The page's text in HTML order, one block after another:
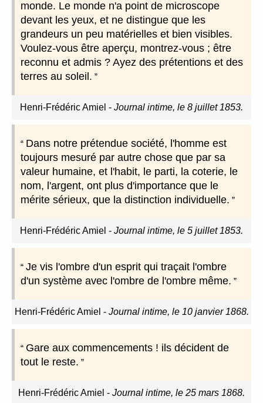
monde. Le monde n'a point de microscope
devant les yeux, et ne distingue que les
grandeurs un peu matérielles et bien visibles.
Voulez-vous être aperçu, montrez-vous ; être
reconnu et admis ? Ayez des prétentions et des
terres au soleil.
Henri-Frédéric Amiel - Journal intime, le 8 juillet 1853.
Dans notre prétendue société, l'homme est
toujours mesuré par autre chose que par sa
valeur humaine, et l'habit, le parti, la coterie, le
nom, l'argent, ont plus d'importance que le
mérite sérieux, que la distinction individuelle.
Henri-Frédéric Amiel - Journal intime, le 5 juillet 1853.
Je vis l'ombre d'un esprit qui traçait l'ombre
d'un système avec l'ombre de l'ombre même.
Henri-Frédéric Amiel - Journal intime, le 10 janvier 1868.
Gare aux commencements ! ils décident de
tout le reste.
Henri-Frédéric Amiel - Journal intime, le 25 mars 1868.